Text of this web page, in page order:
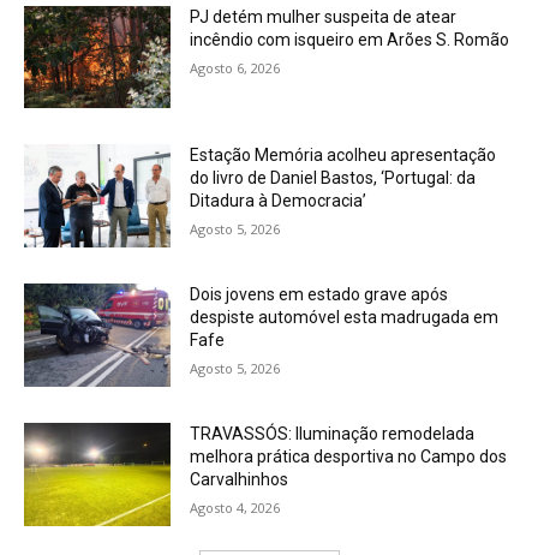
PJ detém mulher suspeita de atear
incêndio com isqueiro em Arões S. Romão
Agosto 6, 2026
Estação Memória acolheu apresentação
do livro de Daniel Bastos, ‘Portugal: da
Ditadura à Democracia’
Agosto 5, 2026
Dois jovens em estado grave após
despiste automóvel esta madrugada em
Fafe
Agosto 5, 2026
TRAVASSÓS: Iluminação remodelada
melhora prática desportiva no Campo dos
Carvalhinhos
Agosto 4, 2026